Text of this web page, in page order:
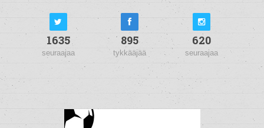
1635
seuraajaa
895
tykkääjää
620
seuraajaa